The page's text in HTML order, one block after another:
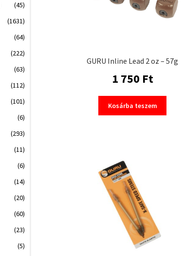
GURU Inline Lead 2 oz – 57g
1 750 Ft
Kosárba teszem
(45)
(1631)
(64)
(222)
(63)
(112)
(101)
(6)
(293)
(11)
(6)
(14)
(20)
(60)
(23)
(5)